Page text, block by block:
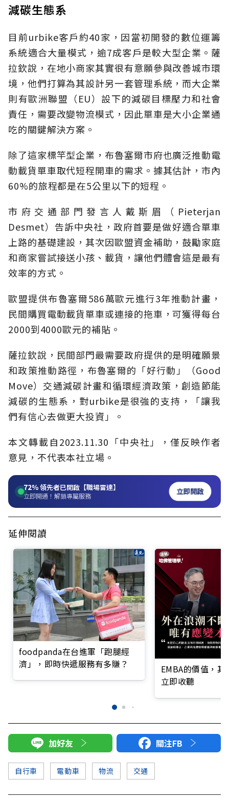
減碳生態系
目前urbike客戶約40家，因當初開發的數位運籌
系統適合大量模式，逾7成客戶是較大型企業。薩
拉欽說，在地小商家其實很有意願參與改善城市環
境，他們打算為其設計另一套管理系統，而大企業
則有歐洲聯盟（EU）設下的減碳目標壓力和社會
責任，需要改變物流模式，因此單車是大小企業通
吃的關鍵解決方案。
除了這家標竿型企業，布魯塞爾市府也廣泛推動電
動載貨單車取代短程開車的需求。據其估計，市內
60%的旅程都是在5公里以下的短程。
市府交通部門發言人戴斯眉（Pieterjan
Desmet）告訴中央社，政府首要是做好適合單車
上路的基礎建設，其次因歐盟資金補助，鼓勵家庭
和商家嘗試接送小孩、載貨，讓他們體會這是最有
效率的方式。
歐盟提供布魯塞爾586萬歐元進行3年推動計畫，
民間購買電動載貨單車或連接的拖車，可獲得每台
2000到4000歐元的補貼。
薩拉欽說，民間部門最需要政府提供的是明確願景
和政策推動路徑，布魯塞爾的「好行動」（Good
Move）交通減碳計畫和循環經濟政策，創造節能
減碳的生態系，對urbike是很強的支持，「讓我
們有信心去做更大投資」。
本文轉載自2023.11.30「中央社」，僅反映作者
意見，不代表本社立場。
72%領先者已開啟【職場雷達】
立即開通！解鎖專屬服務 立即開啟
延伸閱讀
foodpanda在台進軍「跑腿經
濟」，即時快遞服務有多賺？
EMBA的價值，
立即收聽
加好友 關注FB
自行車 電動車 物流 交通